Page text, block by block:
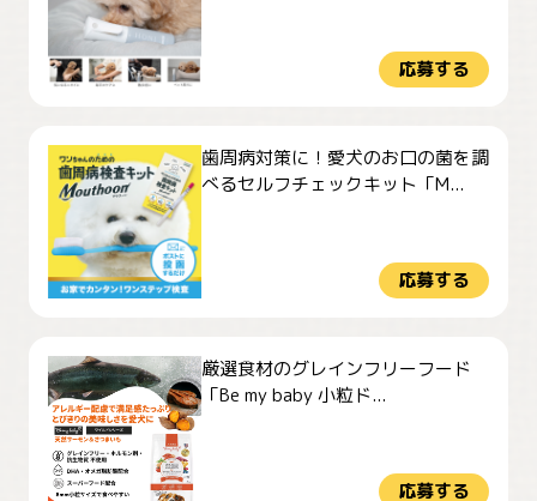
応募する
歯周病対策に！愛犬のお口の菌を調
べるセルフチェックキット「M...
応募する
厳選食材のグレインフリーフード
「Be my baby 小粒ド...
応募する